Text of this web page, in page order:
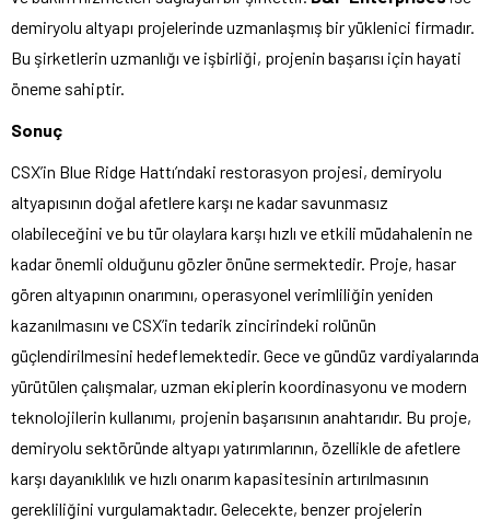
demiryolu altyapı projelerinde uzmanlaşmış bir yüklenici firmadır.
Bu şirketlerin uzmanlığı ve işbirliği, projenin başarısı için hayati
öneme sahiptir.
Sonuç
CSX’in Blue Ridge Hattı’ndaki restorasyon projesi, demiryolu
altyapısının doğal afetlere karşı ne kadar savunmasız
olabileceğini ve bu tür olaylara karşı hızlı ve etkili müdahalenin ne
kadar önemli olduğunu gözler önüne sermektedir. Proje, hasar
gören altyapının onarımını, operasyonel verimliliğin yeniden
kazanılmasını ve CSX’in tedarik zincirindeki rolünün
güçlendirilmesini hedeflemektedir. Gece ve gündüz vardiyalarında
yürütülen çalışmalar, uzman ekiplerin koordinasyonu ve modern
teknolojilerin kullanımı, projenin başarısının anahtarıdır. Bu proje,
demiryolu sektöründe altyapı yatırımlarının, özellikle de afetlere
karşı dayanıklılık ve hızlı onarım kapasitesinin artırılmasının
gerekliliğini vurgulamaktadır. Gelecekte, benzer projelerin